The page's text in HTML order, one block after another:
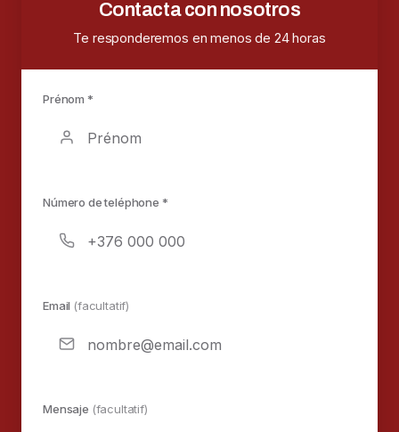
Contacta con nosotros
Te responderemos en menos de 24 horas
Prénom *
Número de teléphone *
Email (facultatif)
Mensaje (facultatif)